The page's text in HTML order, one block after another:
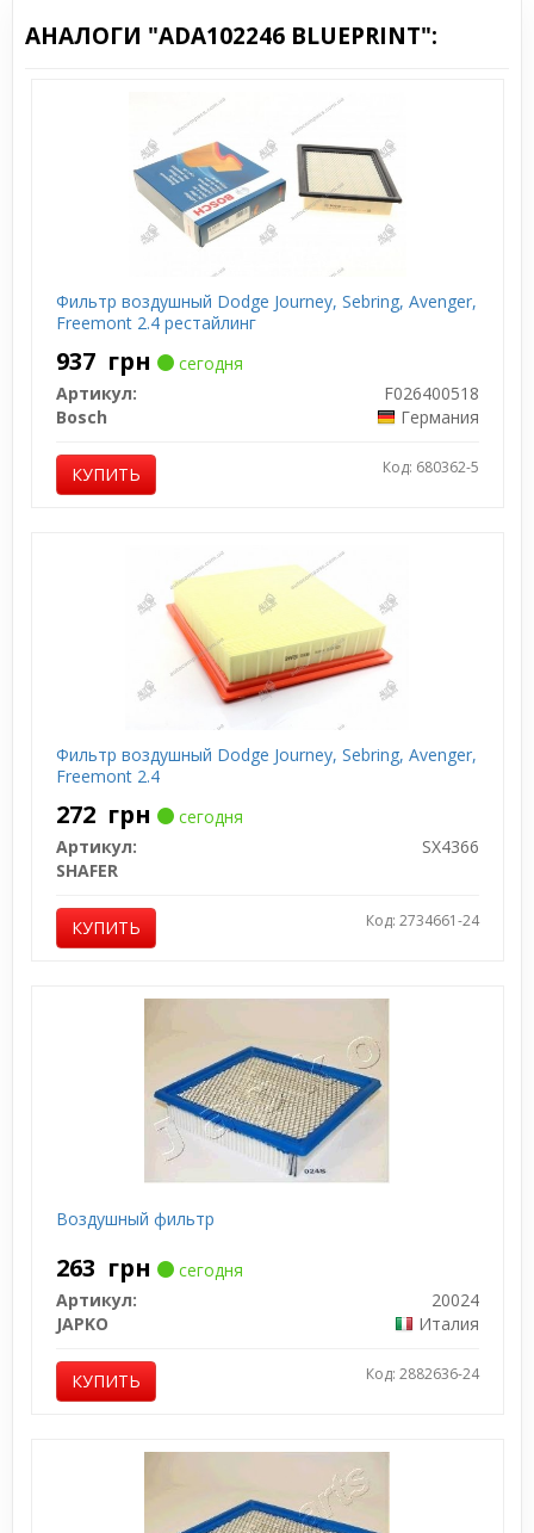
АНАЛОГИ "ADA102246 BLUEPRINT":
Фильтр воздушный Dodge Journey, Sebring, Avenger,
Freemont 2.4 рестайлинг
937 грн
сегодня
Артикул:
F026400518
Bosch
Германия
КУПИТЬ Код: 680362-5
Фильтр воздушный Dodge Journey, Sebring, Avenger,
Freemont 2.4
272 грн
сегодня
Артикул:
SX4366
SHAFER
КУПИТЬ Код: 2734661-24
Воздушный фильтр
263 грн
сегодня
Артикул:
20024
JAPKO
Италия
КУПИТЬ Код: 2882636-24